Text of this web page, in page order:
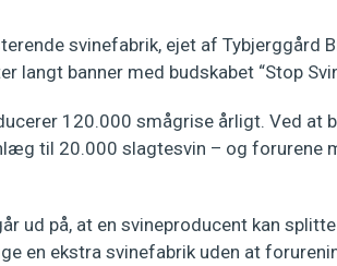
svinefabrik, ejet af Tybjerggård
langt banner med budskabet “Stop
120.000 smågrise årligt. Ved at
til 20.000 slagtesvin – og forurene
ud på, at en svineproducent kan
en ekstra svinefabrik uden at